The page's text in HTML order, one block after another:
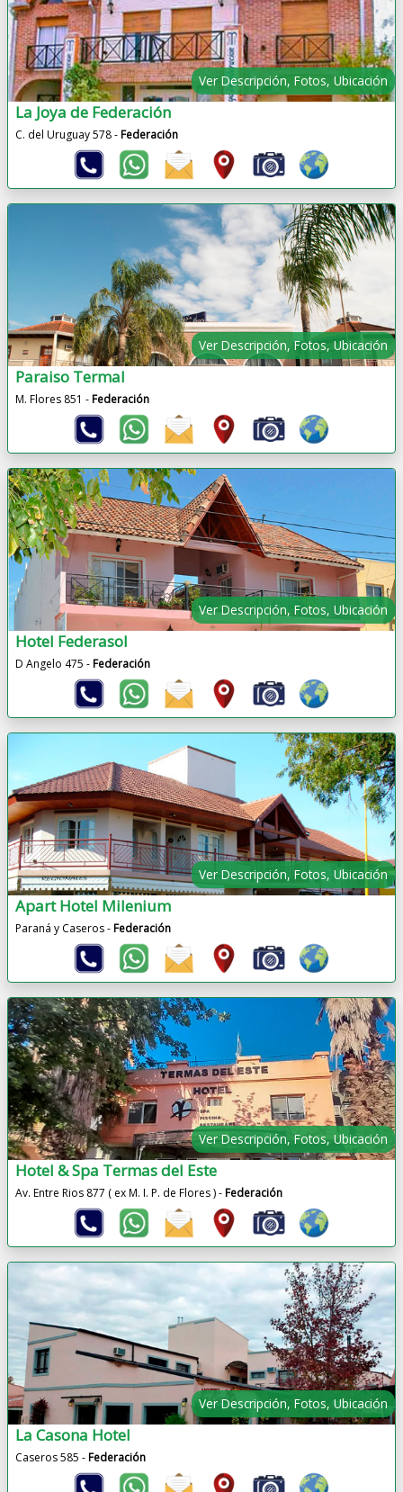
Ver Descripción, Fotos, Ubicación
La Joya de Federación
C. del Uruguay 578 -Federación
Ver Descripción, Fotos, Ubicación
Paraiso Termal
M. Flores 851 -Federación
Ver Descripción, Fotos, Ubicación
Hotel Federasol
D Angelo 475 -Federación
Ver Descripción, Fotos, Ubicación
Apart Hotel Milenium
Paraná y Caseros -Federación
Ver Descripción, Fotos, Ubicación
Hotel & Spa Termas del Este
Av. Entre Rios 877 ( ex M. I. P. de Flores ) -Federación
Ver Descripción, Fotos, Ubicación
La Casona Hotel
Caseros 585 -Federación